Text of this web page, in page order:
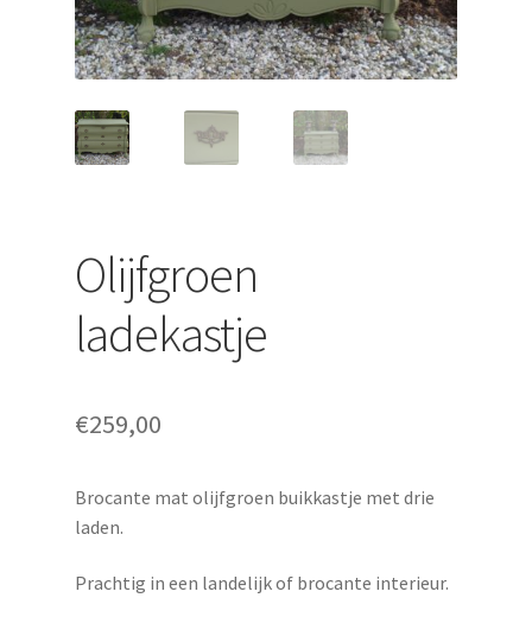
Olijfgroen
ladekastje
€259,00
Brocante mat olijfgroen buikkastje met drie
laden.
Prachtig in een landelijk of brocante interieur.